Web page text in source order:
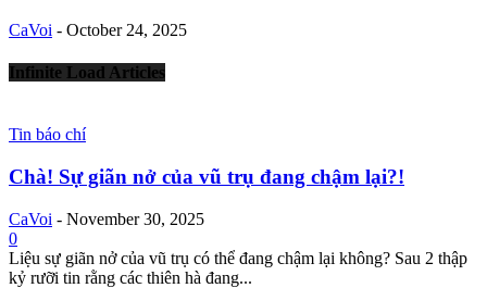
CaVoi - October 24, 2025
Infinite Load Articles
Tin báo chí
Chà! Sự giãn nở của vũ trụ đang chậm lại?!
CaVoi - November 30, 2025
0
Liệu sự giãn nở của vũ trụ có thể đang chậm lại không? Sau 2 thập
kỷ rưỡi tin rằng các thiên hà đang...